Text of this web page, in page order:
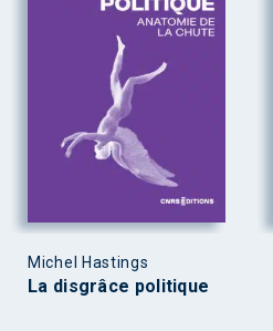
Michel Hastings
La disgrâce politique